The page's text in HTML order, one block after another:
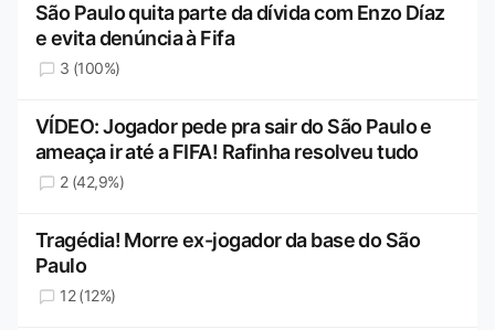
São Paulo quita parte da dívida com Enzo Díaz
e evita denúncia à Fifa
3 (100%)
VÍDEO: Jogador pede pra sair do São Paulo e
ameaça ir até a FIFA! Rafinha resolveu tudo
2 (42,9%)
Tragédia! Morre ex-jogador da base do São
Paulo
12 (12%)